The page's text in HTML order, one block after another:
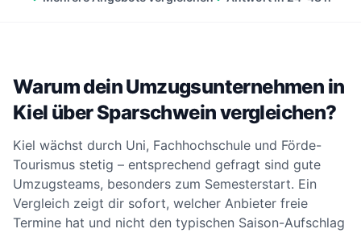
Warum dein Umzugsunternehmen in
Kiel über Sparschwein vergleichen?
Kiel wächst durch Uni, Fachhochschule und Förde-
Tourismus stetig – entsprechend gefragt sind gute
Umzugsteams, besonders zum Semesterstart. Ein
Vergleich zeigt dir sofort, welcher Anbieter freie
Termine hat und nicht den typischen Saison-Aufschlag